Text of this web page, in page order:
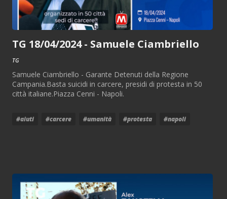
TG 18/04/2024 - Samuele Ciambriello
TG
Samuele Ciambriello - Garante Detenuti della Regione
Campania.Basta suicidi in carcere, presidi di protesta in 50
città italiane.Piazza Cenni - Napoli.
#aiuti #carcere #umanità #protesta #napoli